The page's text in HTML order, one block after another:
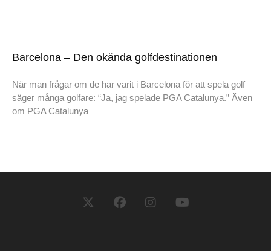
Barcelona – Den okända golfdestinationen
När man frågar om de har varit i Barcelona för att spela golf
säger många golfare: “Ja, jag spelade PGA Catalunya.” Även
om PGA Catalunya